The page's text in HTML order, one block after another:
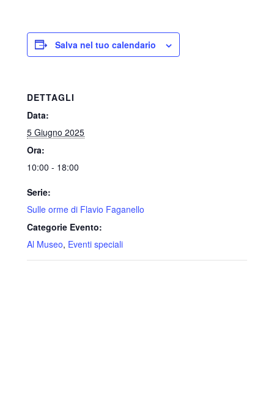
Salva nel tuo calendario
DETTAGLI
Data:
5 Giugno 2025
Ora:
10:00 - 18:00
Serie:
Sulle orme di Flavio Faganello
Categorie Evento:
Al Museo, Eventi speciali